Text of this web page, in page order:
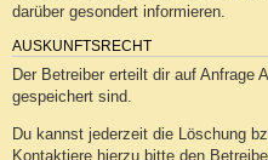
darüber gesondert informieren.
AUSKUNFTSRECHT
Der Betreiber erteilt dir auf Anfrage
gespeichert sind.
Du kannst jederzeit die Löschung
Kontaktiere hierzu bitte den